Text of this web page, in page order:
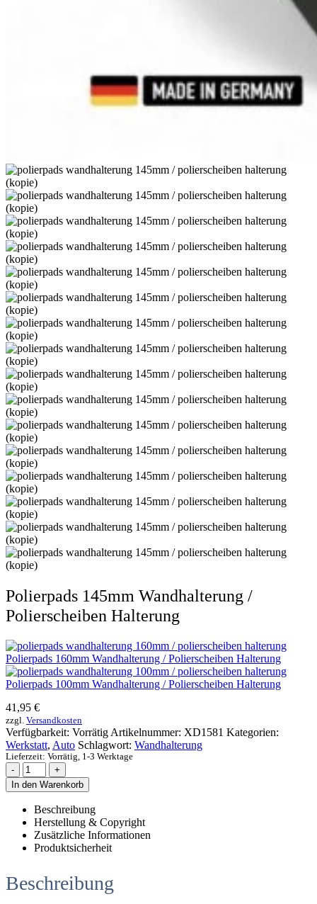
Polierpads 145mm Wandhalterung /
Polierscheiben Halterung
Polierpads 160mm Wandhalterung / Polierscheiben Halterung
Polierpads 100mm Wandhalterung / Polierscheiben Halterung
41,95 €
zzgl. Versandkosten
Verfügbarkeit: Vorrätig Artikelnummer: XD1581 Kategorien:
Werkstatt, Auto Schlagwort: Wandhalterung
Lieferzeit: Vorrätig, 1-3 Werktage
-
+
In den Warenkorb
Beschreibung
Herstellung & Copyright
Zusätzliche Informationen
Produktsicherheit
Beschreibung